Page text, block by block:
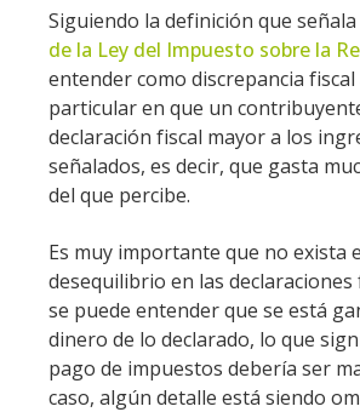
Siguiendo la definición que señala
de la Ley del Impuesto sobre la
entender como discrepancia fiscal
particular en que un
declaración fiscal mayor a los
señalados, es decir, que gasta
del que percibe.
Es muy importante que no exista
desequilibrio en las declaraciones
se puede entender que se está
dinero de lo declarado, lo que
pago de impuestos debería ser
caso, algún detalle está siendo